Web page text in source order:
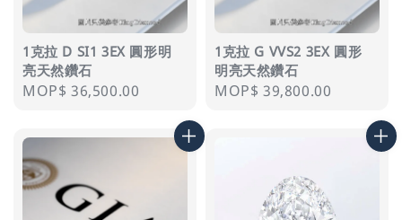
1克拉 D SI1 3EX 圓形明
亮天然鑽石
Regular
MOP$ 36,500.00
1克拉 G VVS2 3EX 圓形
明亮天然鑽石
Regular
MOP$ 39,800.00